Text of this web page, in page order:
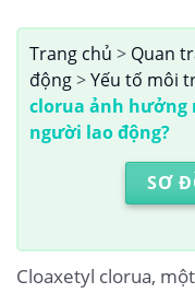
Trang chủ > Quan
động>Yếu tố môi
clorua ảnh hưởng
người lao động?
SƠ
Cloaxetyl clorua,